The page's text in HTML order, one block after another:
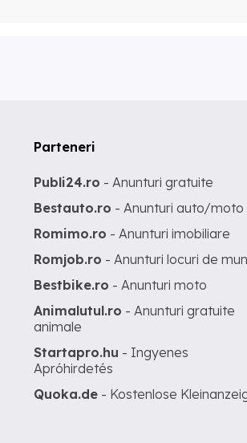
Parteneri
Publi24.ro - Anunturi gratuite
Bestauto.ro - Anunturi auto/moto
Romimo.ro - Anunturi imobiliare
Romjob.ro - Anunturi locuri de
Bestbike.ro - Anunturi moto
Animalutul.ro - Anunturi gratuite
animale
Startapro.hu - Ingyenes
Apróhirdetés
Quoka.de - Kostenlose